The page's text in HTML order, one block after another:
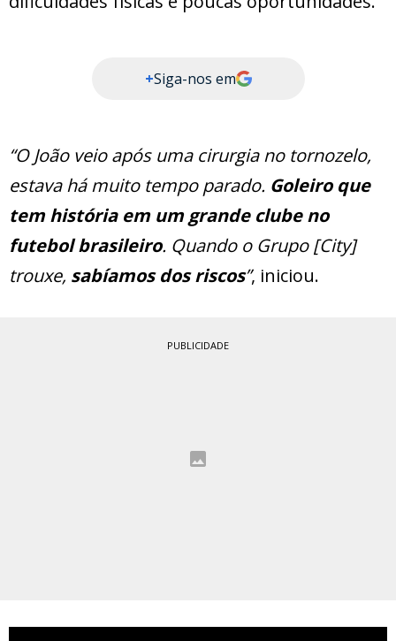
+Siga-nos em
“O João veio após uma cirurgia no tornozelo,
estava há muito tempo parado. Goleiro que
tem história em um grande clube no
futebol brasileiro. Quando o Grupo [City]
trouxe, sabíamos dos riscos”, iniciou.
PUBLICIDADE